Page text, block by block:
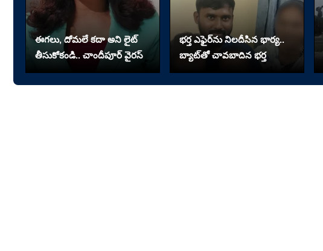
ఈగలు, దోమలే కదా అని లైట్
తీసుకోకండి.. చాందీపూర్ వైరస్
భర్త ఎఫైర్‌ను నిలదీసిన భార్య..
బ్యాట్‌తో చావబాదిన భర్త